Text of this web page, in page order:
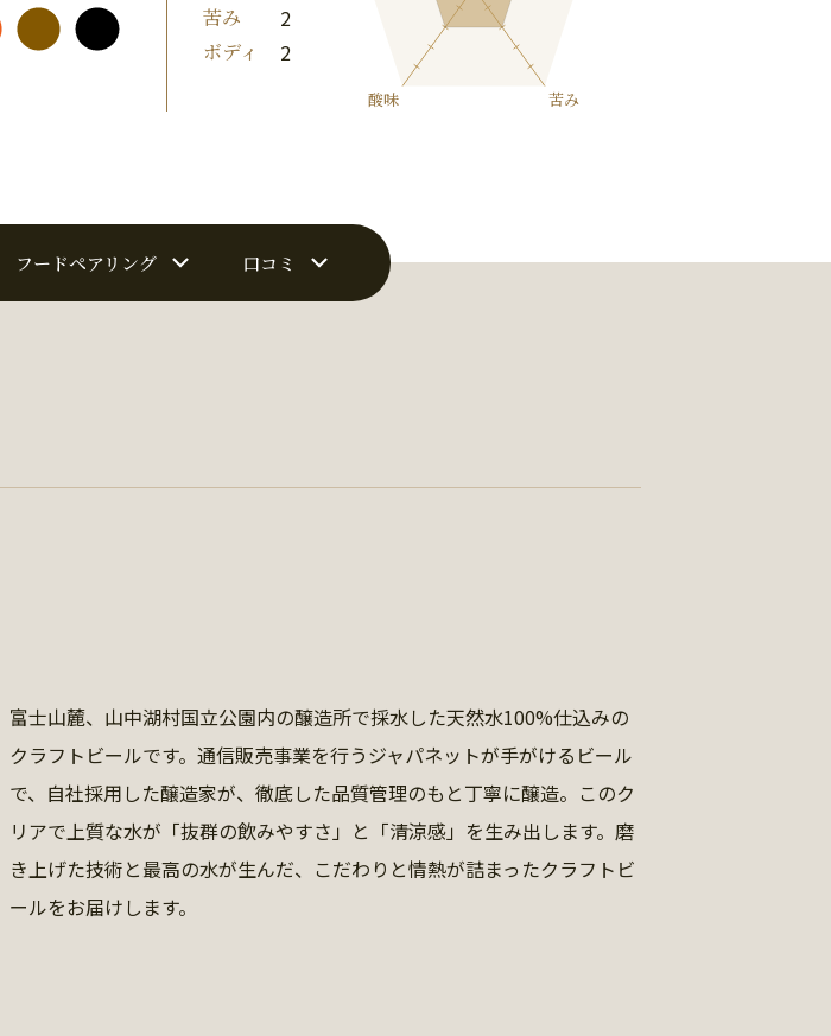
苦み 2
ボディ 2
フードペアリング 口コミ
富士山麓、山中湖村国立公園内の醸造所で採水した天然水100%仕込みの
クラフトビールです。通信販売事業を行うジャパネットが手がけるビール
で、自社採用した醸造家が、徹底した品質管理のもと丁寧に醸造。このク
リアで上質な水が「抜群の飲みやすさ」と「清涼感」を生み出します。磨
き上げた技術と最高の水が生んだ、こだわりと情熱が詰まったクラフトビ
ールをお届けします。